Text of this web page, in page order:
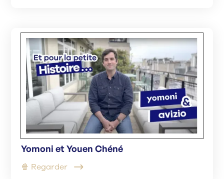
Yomoni et Youen Chéné
🍿 Regarder